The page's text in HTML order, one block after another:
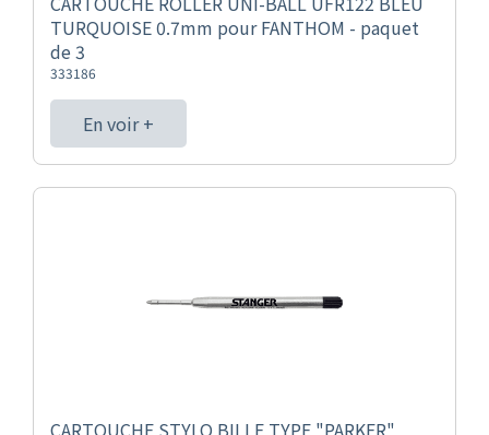
TURQUOISE 0.7mm pour FANTHOM - paquet
de 3
333186
En voir +
CARTOUCHE STYLO BILLE TYPE "PARKER"